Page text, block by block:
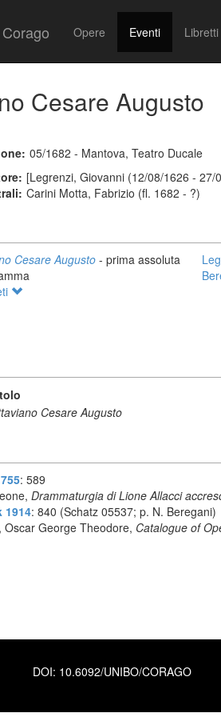
Corago Opere Eventi Libretti
Cesare Augusto
05/1682 - Mantova, Teatro Ducale
[Legrenzi, Giovanni (12/08/1626 - 27/
Carini Motta, Fabrizio (fl. 1682 - ?)
Cesare Augusto - prima assoluta
Cesare Augusto
: 589
Drammaturgia di Lione Allacci
1914: 840 (Schatz 05537; p. N. Beregani)
Oscar George Theodore, Catalogue of
DOI: 10.6092/UNIBO/CORAGO